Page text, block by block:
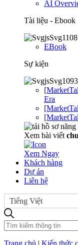
AI
Tài liệu - Ebook
EBook
Sự kiện
Era
Xem bài viết
Xem Ngay
Khách hàng
Dự án
Liên hệ
Tiếng Việt